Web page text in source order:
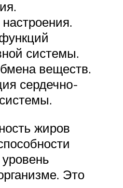
системы.
веществ.
сердечно-
жиров
Это